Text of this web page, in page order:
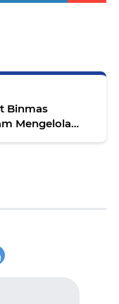
Binmas
Mengelola